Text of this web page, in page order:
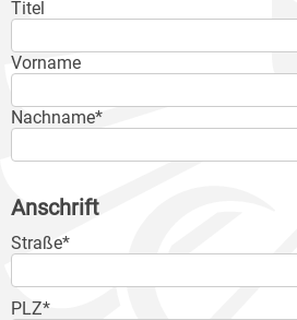
Titel
Vorname
Nachname*
Anschrift
Straße*
PLZ*